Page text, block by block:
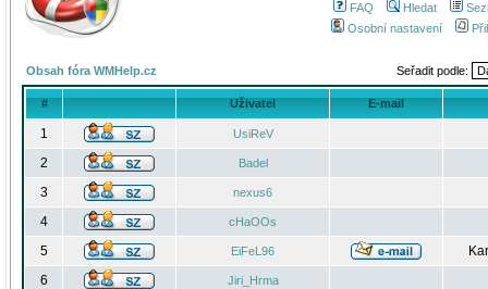
FAQ Hledat
Osobní nastavení
Obsah fóra WMHelp.cz Seřadit podle:
# Uživatel E-mail
1 UsiReV
2 Badel
3 nexus6
4 cHaOOs
5 EiFeL96
6
Jiri_Hrma